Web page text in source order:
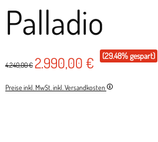
Palladio
4.240,00 € 2.990,00 € (29.48% gespart)
Preise inkl. MwSt. inkl. Versandkosten